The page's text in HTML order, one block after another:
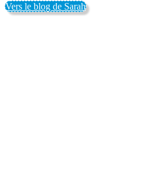
Vers le blog de Sarah